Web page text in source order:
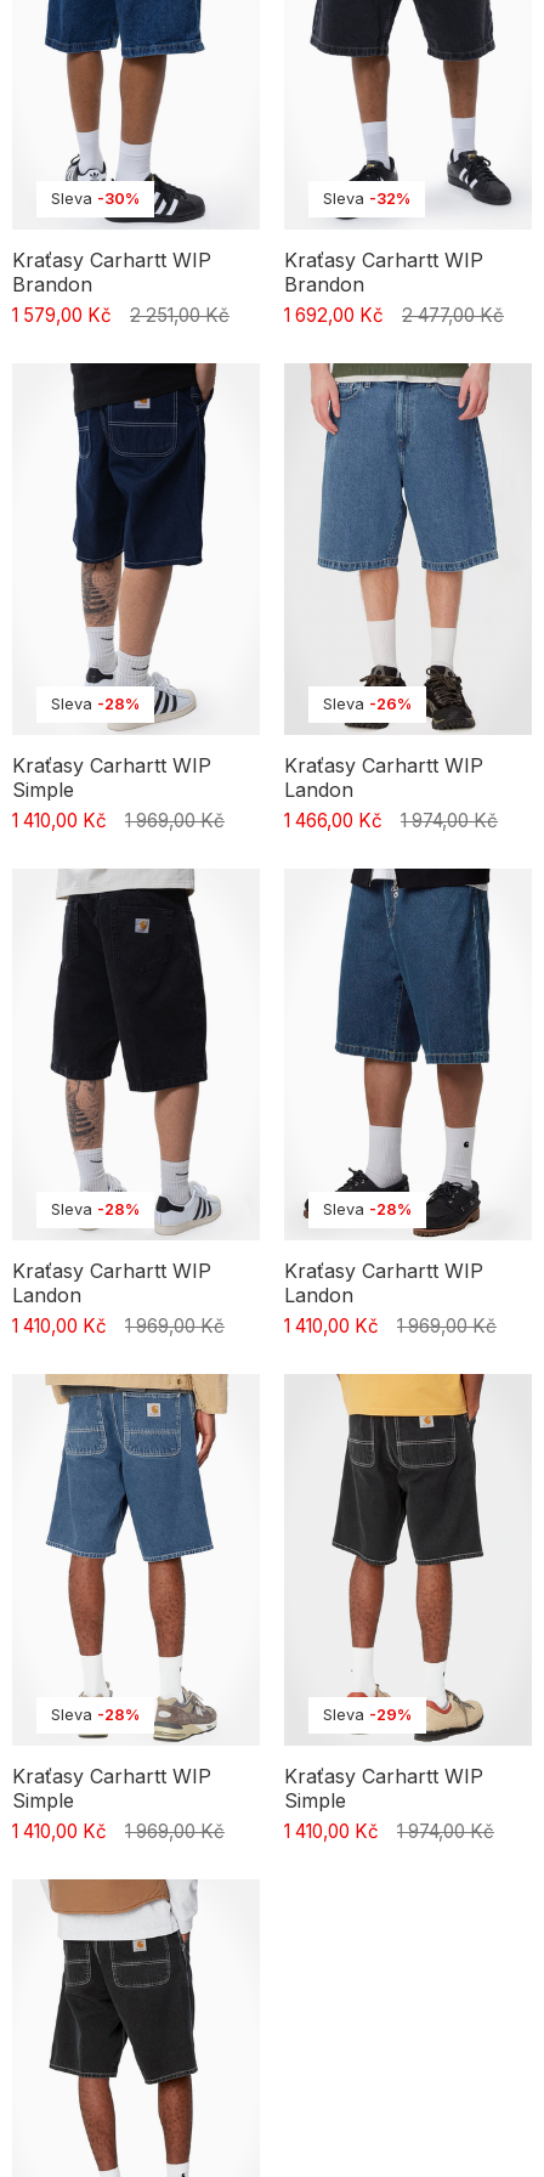
Sleva -30%
Kraťasy Carhartt WIP
Brandon
1 579,00 Kč 2 251,00 Kč
Sleva -32%
Kraťasy Carhartt WIP
Brandon
1 692,00 Kč 2 477,00 Kč
Sleva -28%
Kraťasy Carhartt WIP
Simple
1 410,00 Kč 1 969,00 Kč
Sleva -26%
Kraťasy Carhartt WIP
Landon
1 466,00 Kč 1 974,00 Kč
Sleva -28%
Kraťasy Carhartt WIP
Landon
1 410,00 Kč 1 969,00 Kč
Sleva -28%
Kraťasy Carhartt WIP
Landon
1 410,00 Kč 1 969,00 Kč
Sleva -28%
Kraťasy Carhartt WIP
Simple
1 410,00 Kč 1 969,00 Kč
Sleva -29%
Kraťasy Carhartt WIP
Simple
1 410,00 Kč 1 974,00 Kč